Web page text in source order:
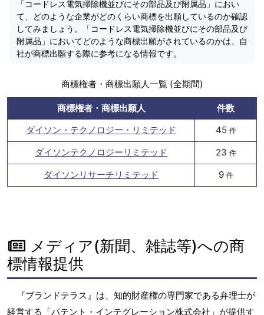
「コードレス電気掃除機並びにその部品及び附属品」におい
て、どのような企業がどのくらい商標を出願しているのか確認
してみましょう。「コードレス電気掃除機並びにその部品及び
附属品」においてどのような商標出願がされているのかは、自
社が商標出願する際に参考になる情報です。
商標権者・商標出願人一覧 (全期間)
商標権者・商標出願人
件数
ダイソン・テクノロジー・リミテッド
45 件
ダイソンテクノロジーリミテッド 23 件
ダイソンリサーチリミテッド 9 件
メディア(新聞、雑誌等)への商
標情報提供
『ブランドテラス』は、知的財産権の専門家である弁理士が
経営する「パテント・インテグレーション株式会社」が提供す